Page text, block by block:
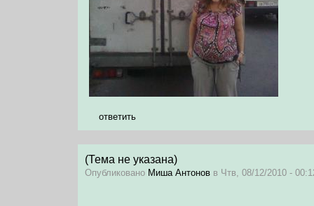
ответить
(Тема не указана)
Опубликовано Миша Антонов в Чтв, 08/12/2010 -